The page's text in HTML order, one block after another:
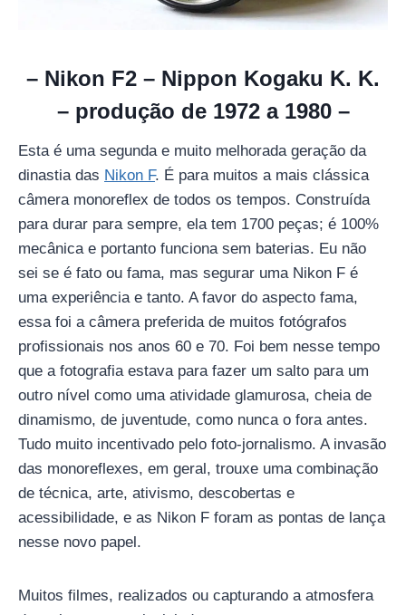
– Nikon F2 – Nippon Kogaku K. K.
– produção de 1972 a 1980 –
Esta é uma segunda e muito melhorada geração da
dinastia das Nikon F. É para muitos a mais clássica
câmera monoreflex de todos os tempos. Construída
para durar para sempre, ela tem 1700 peças; é 100%
mecânica e portanto funciona sem baterias. Eu não
sei se é fato ou fama, mas segurar uma Nikon F é
uma experiência e tanto. A favor do aspecto fama,
essa foi a câmera preferida de muitos fotógrafos
profissionais nos anos 60 e 70. Foi bem nesse tempo
que a fotografia estava para fazer um salto para um
outro nível como uma atividade glamurosa, cheia de
dinamismo, de juventude, como nunca o fora antes.
Tudo muito incentivado pelo foto-jornalismo. A invasão
das monoreflexes, em geral, trouxe uma combinação
de técnica, arte, ativismo, descobertas e
acessibilidade, e as Nikon F foram as pontas de lança
nesse novo papel.
Muitos filmes, realizados ou capturando a atmosfera